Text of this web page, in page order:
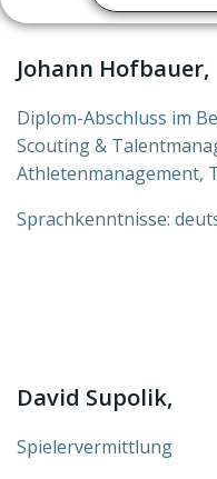
Johann Hofbauer,
Diplom-Abschluss im
Scouting &
Athletenmanagement,
Sprachkenntnisse:
David Supolik,
Spielervermittlung